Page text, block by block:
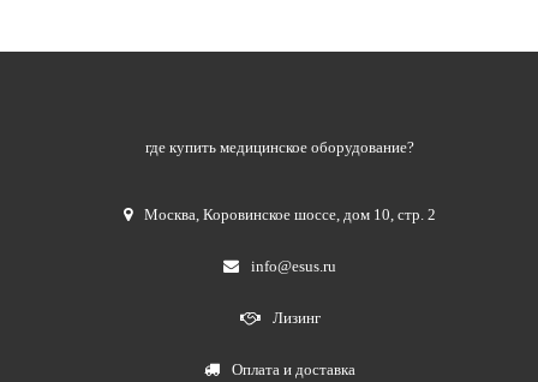
где купить медицинское оборудование?
Москва,Коровинское шоссе, дом 10, стр. 2
info@esus.ru
Лизинг
Оплата и доставка